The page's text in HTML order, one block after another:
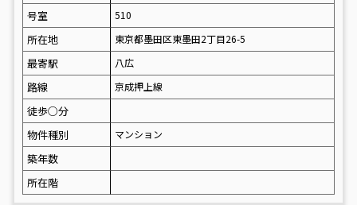
号室 510
所在地 東京都墨田区東墨田2丁目26-5
最寄駅 八広
路線 京成押上線
徒歩○分
物件種別
マンション
築年数
所在階